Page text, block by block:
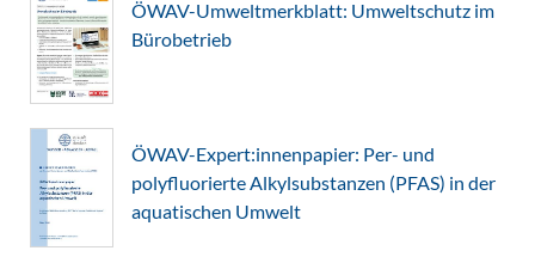
ÖWAV-Umweltmerkblatt: Umweltschutz im
Bürobetrieb
ÖWAV-Expert:innenpapier: Per- und
polyfluorierte Alkylsubstanzen (PFAS) in der
aquatischen Umwelt